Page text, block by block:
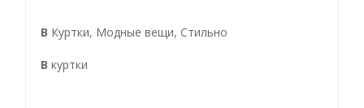
В Куртки, Модные вещи, Стильно
В куртки